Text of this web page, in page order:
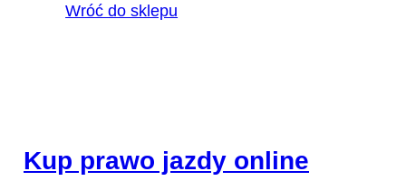
Wróć do sklepu
Kup prawo jazdy online